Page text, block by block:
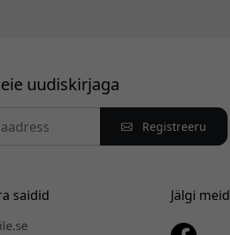
uudiskirjaga
Registreeru
saidid Jälgi meid